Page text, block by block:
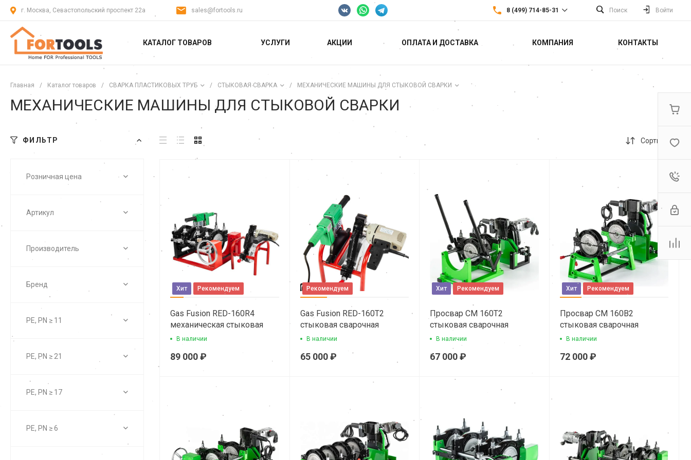
г. Москва, Севастопольский проспект 22а sales@fortools.ru 8 (499) 714-85-31
Севастопольский
Поиск Войти
КАТАЛОГ ТОВАРОВ УСЛУГИ АКЦИИ ОПЛАТА И ДОСТАВКА КОМПАНИЯ КОНТАКТЫ
Главная / Каталог товаров / СВАРКА ПЛАСТИКОВЫХ ТРУБ / СТЫКОВАЯ СВАРКА / МЕХАНИЧЕСКИЕ МАШИНЫ ДЛЯ СТЫКОВОЙ СВАРКИ
МЕХАНИЧЕСКИЕ МАШИНЫ ДЛЯ СТЫКОВОЙ СВАРКИ
ФИЛЬТР
Розничная цена
Артикул
Производитель
Бренд
PE, PN ≥ 11
PE, PN ≥ 21
PE, PN ≥ 17
PE, PN ≥ 6
Сортировка
Хит Рекомендуем
Gas Fusion RED-160R4
механическая стыковая
сварочная машина
В наличии
89 000 ₽
Рекомендуем
Gas Fusion RED-160T2
стыковая сварочная
машина
В наличии
65 000 ₽
Хит Рекомендуем
Просвар СМ 160Т2
стыковая сварочная
машина
В наличии
67 000 ₽
Хит Рекомендуем
Просвар СМ 160В2
cтыковая сварочная
машина
В наличии
72 000 ₽